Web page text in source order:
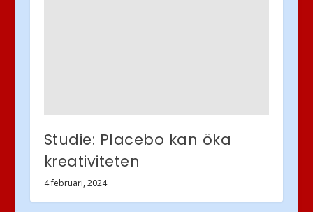
Studie: Placebo kan öka
kreativiteten
4 februari, 2024